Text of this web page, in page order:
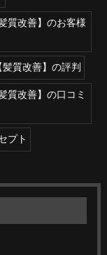
質改善】のお客様
質改善】の評判
質改善】の口コミ
プト